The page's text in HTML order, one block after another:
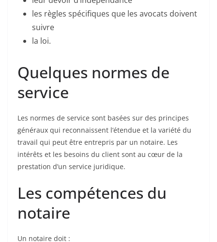
les règles spécifiques que les avocats doivent
suivre
la loi.
Quelques normes de
service
Les normes de service sont basées sur des principes
généraux qui reconnaissent l’étendue et la variété du
travail qui peut être entrepris par un notaire. Les
intérêts et les besoins du client sont au cœur de la
prestation d’un service juridique.
Les compétences du
notaire
Un notaire doit :